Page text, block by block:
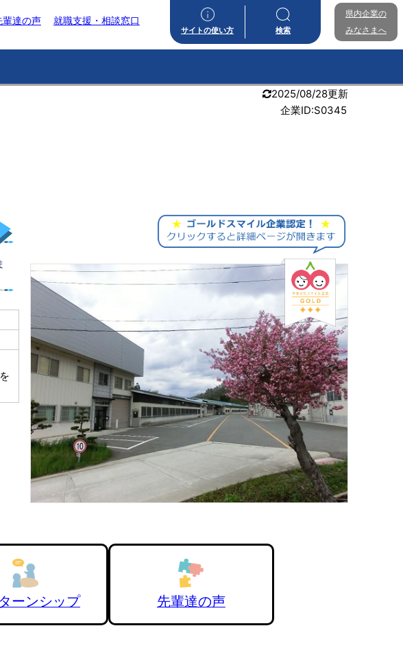
輩達の声 就職支援・相談窓口
サイトの使い方 検索
県内企業の
みなさまへ
2025/08/28更新
企業ID:S0345
ーンシップ 先輩達の声